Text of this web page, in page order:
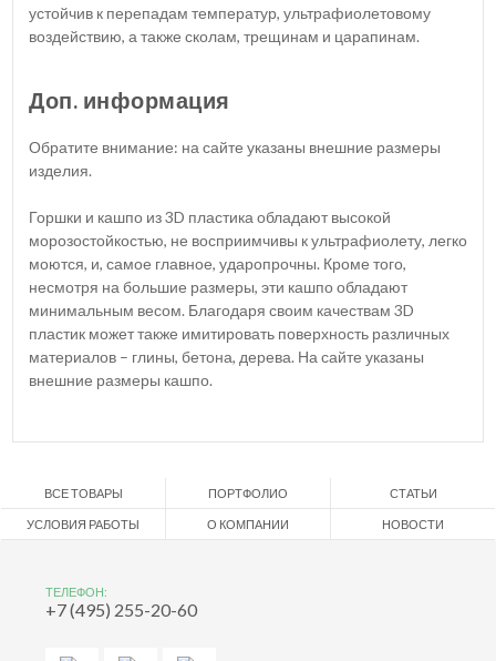
устойчив к перепадам температур, ультрафиолетовому
воздействию, а также сколам, трещинам и царапинам.
Доп. информация
Обратите внимание: на сайте указаны внешние размеры
изделия.
Горшки и кашпо из 3D пластика обладают высокой
морозостойкостью, не восприимчивы к ультрафиолету, легко
моются, и, самое главное, ударопрочны. Кроме того,
несмотря на большие размеры, эти кашпо обладают
минимальным весом. Благодаря своим качествам 3D
пластик может также имитировать поверхность различных
материалов – глины, бетона, дерева. На сайте указаны
внешние размеры кашпо.
ВСЕ ТОВАРЫ ПОРТФОЛИО СТАТЬИ
УСЛОВИЯ РАБОТЫ О КОМПАНИИ НОВОСТИ
ТЕЛЕФОН:
+7 (495) 255-20-60